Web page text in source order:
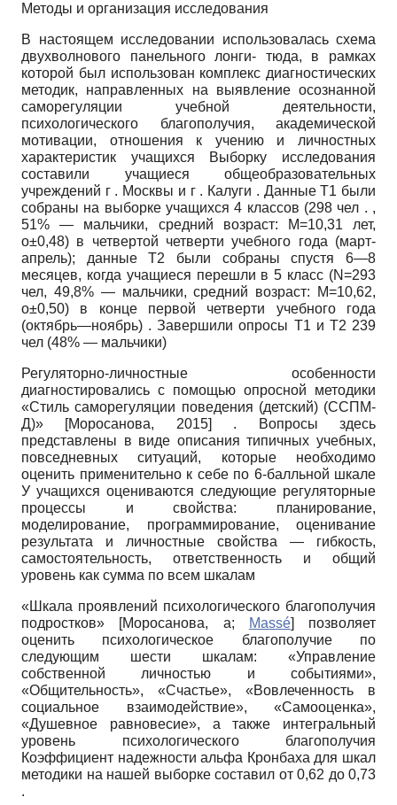
Методы и организация исследования
В настоящем исследовании использовалась схема
двухволнового панельного лонги- тюда, в рамках
которой был использован комплекс диагностических
методик, направленных на выявление осознанной
саморегуляции учебной деятельности,
психологического благополучия, академической
мотивации, отношения к учению и личностных
характеристик учащихся Выборку исследования
составили учащиеся общеобразовательных
учреждений г . Москвы и г . Калуги . Данные Т1 были
собраны на выборке учащихся 4 классов (298 чел . ,
51% — мальчики, средний возраст:
M=10,31 лет,
о±0,48) в четвертой четверти учебного года (март-
апрель); данные Т2 были собраны спустя 6—8
месяцев, когда учащиеся перешли в 5 класс (N=293
чел, 49,8% — мальчики, средний возраст:
M=10,62,
о±0,50) в конце первой четверти учебного года
(октябрь—ноябрь) . Завершили опросы Т1 и Т2 239
чел (48% — мальчики)
Регуляторно-личностные особенности
диагностировались с помощью опросной методики
«Стиль саморегуляции поведения (детский) (ССПМ-
Д)» [Моросанова, 2015]
. Вопросы здесь
представлены в виде описания типичных учебных,
повседневных ситуаций, которые необходимо
оценить применительно к себе по 6-балльной шкале
У учащихся оцениваются следующие регуляторные
процессы и свойства: планирование,
моделирование, программирование, оценивание
результата и личностные свойства — гибкость,
самостоятельность, ответственность и общий
уровень как сумма по всем шкалам
«Шкала проявлений психологического благополучия
подростков»
[Моросанова, а; Massé]
позволяет
оценить психологическое благополучие по
следующим шести шкалам: «Управление
собственной личностью и событиями»,
«Общительность», «Счастье», «Вовлеченность в
социальное взаимодействие», «Самооценка»,
«Душевное равновесие», а также интегральный
уровень психологического благополучия
Коэффициент надежности альфа Кронбаха для шкал
методики на нашей выборке составил от 0,62 до 0,73
.